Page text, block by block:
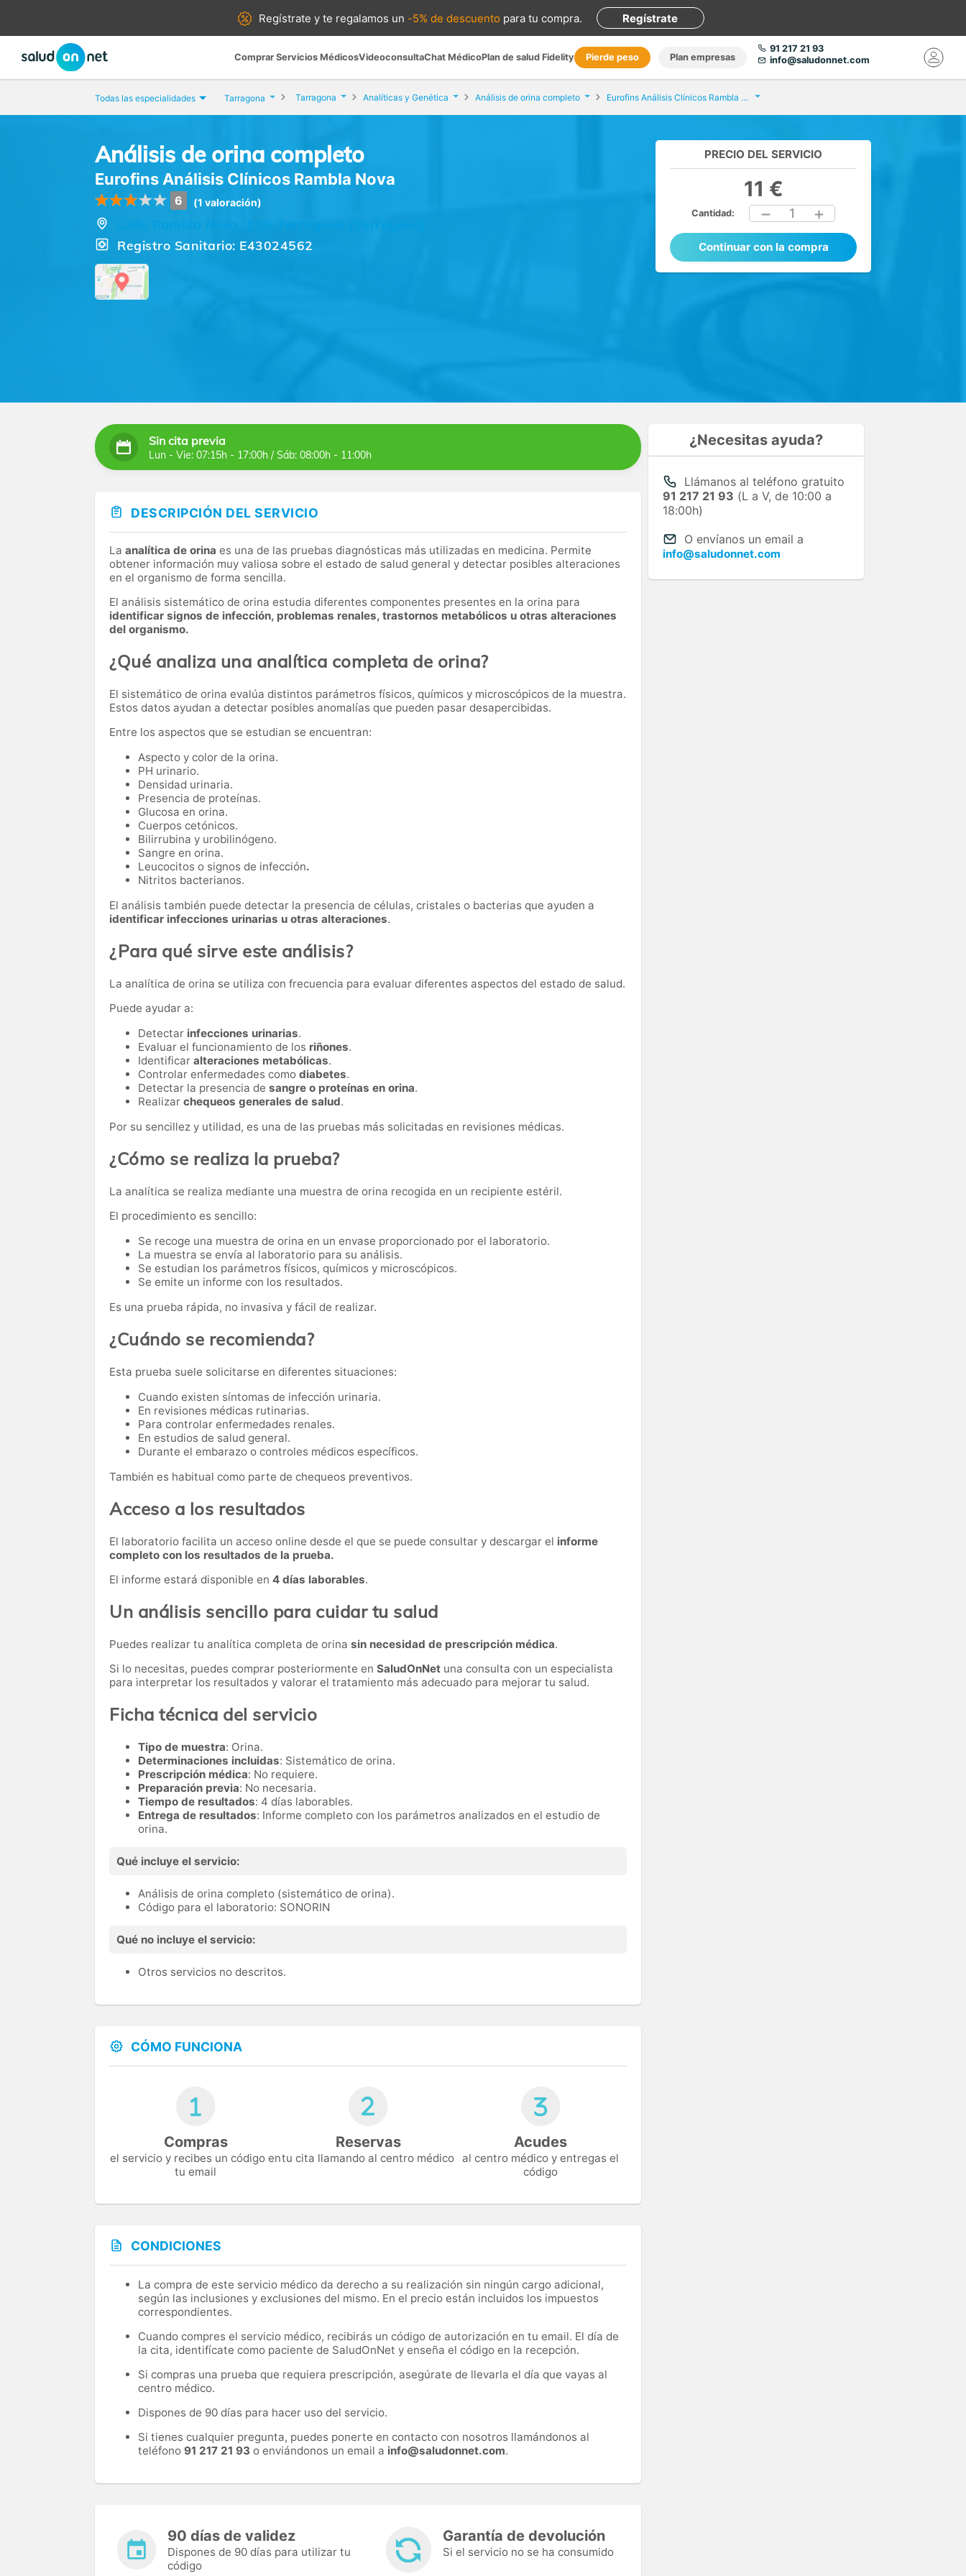
Regístrate yte regalamos un -5% de descuento para tu compra. Regístrate
Comprar Servicios MédicosVideoconsultaChat MédicoPlan de salud Fidelity Pierde peso Plan empresas
91 217 21 93
info@saludonnet.com
Todas las especialidades Tarragona Tarragona Analíticas y Genética Análisis de orina completo Eurofins Análisis Clínicos Rambla Nova
Análisis de orina completo
Eurofins Análisis Clínicos Rambla Nova
6 (1 valoración)
Registro Sanitario: E43024562
PRECIO DEL SERVICIO
11 €
Cantidad: 1
Continuar con la compra
Sin cita previa
Lun - Vie: 07:15h - 17:00h / Sáb: 08:00h - 11:00h
DESCRIPCIÓN DEL SERVICIO
La analítica de orina es una de las pruebas diagnósticas más utilizadas en medicina. Permite
obtener información muy valiosa sobre el estado de salud general y detectar posibles alteraciones
en el organismo de forma sencilla.
El análisis sistemático de orina estudia diferentes componentes presentes en la orina para
identificar signos de infección, problemas renales, trastornos metabólicos u otras alteraciones
del organismo.
¿Qué analiza una analítica completa de orina?
El sistemático de orina evalúa distintos parámetros físicos, químicos y microscópicos de la muestra.
Estos datos ayudan a detectar posibles anomalías que pueden pasar desapercibidas.
Entre los aspectos que se estudian se encuentran:
Aspecto y color de la orina.
PH urinario.
Densidad urinaria.
Presencia de proteínas.
Glucosa en orina.
Cuerpos cetónicos.
Bilirrubina y urobilinógeno.
Sangre en orina.
Leucocitos o signos de infección.
Nitritos bacterianos.
El análisis también puede detectar la presencia de células, cristales o bacterias que ayuden a
identificar infecciones urinarias u otras alteraciones.
¿Para qué sirve este análisis?
La analítica de orina se utiliza con frecuencia para evaluar diferentes aspectos del estado de salud.
Puede ayudar a:
Detectar infecciones urinarias.
Evaluar el funcionamiento de los riñones.
Identificar alteraciones metabólicas.
Controlar enfermedades como diabetes.
Detectar la presencia de sangre o proteínas en orina.
Realizar chequeos generales de salud.
Por su sencillez y utilidad, es una de las pruebas más solicitadas en revisiones médicas.
¿Cómo se realiza la prueba?
La analítica se realiza mediante una muestra de orina recogida en un recipiente estéril.
El procedimiento es sencillo:
Se recoge una muestra de orina en un envase proporcionado por el laboratorio.
La muestra se envía al laboratorio para su análisis.
Se estudian los parámetros físicos, químicos y microscópicos.
Se emite un informe con los resultados.
Es una prueba rápida, no invasiva y fácil de realizar.
¿Cuándo se recomienda?
Esta prueba suele solicitarse en diferentes situaciones:
Cuando existen síntomas de infección urinaria.
En revisiones médicas rutinarias.
Para controlar enfermedades renales.
En estudios de salud general.
Durante el embarazo o controles médicos específicos.
También es habitual como parte de chequeos preventivos.
Acceso a los resultados
El laboratorio facilita un acceso online desde el que se puede consultar y descargar el informe
completo con los resultados de la prueba.
El informe estará disponible en 4 días laborables.
Un análisis sencillo para cuidar tu salud
Puedes realizar tu analítica completa de orina sin necesidad de prescripción médica.
Si lo necesitas, puedes comprar posteriormente en SaludOnNet una consulta con un especialista
para interpretar los resultados y valorar el tratamiento más adecuado para mejorar tu salud.
Ficha técnica del servicio
Tipo de muestra: Orina.
Determinaciones incluidas: Sistemático de orina.
Prescripción médica: No requiere.
Preparación previa: No necesaria.
Tiempo de resultados: 4 días laborables.
Entrega de resultados: Informe completo con los parámetros analizados en el estudio de
orina.
Qué incluye el servicio:
Análisis de orina completo (sistemático de orina).
Código para el laboratorio: SONORIN
Qué no incluye el servicio:
Otros servicios no descritos.
CÓMO FUNCIONA
Compras
el servicio y recibes un código en
tu email
Reservas
tu cita llamando al centro médico
Acudes
al centro médico y entregas el
código
CONDICIONES
La compra de este servicio médico da derecho a su realización sin ningún cargo adicional,
según las inclusiones y exclusiones del mismo. En el precio están incluidos los impuestos
correspondientes.
Cuando compres el servicio médico, recibirás un código de autorización en tu email. El día de
la cita, identifícate como paciente de SaludOnNet y enseña el código en la recepción.
Si compras una prueba que requiera prescripción, asegúrate de llevarla el día que vayas al
centro médico.
Dispones de 90 días para hacer uso del servicio.
Si tienes cualquier pregunta, puedes ponerte en contacto con nosotros llamándonos al
teléfono 91 217 21 93 o enviándonos un email a info@saludonnet.com.
90 días de validez
Dispones de 90 días para utilizar tu
código
Garantía de devolución
Si el servicio no se ha consumido
¿Necesitas ayuda?
Llámanos al teléfono gratuito
91 217 21 93 (L a V, de 10:00 a
18:00h)
O envíanos un email a
info@saludonnet.com